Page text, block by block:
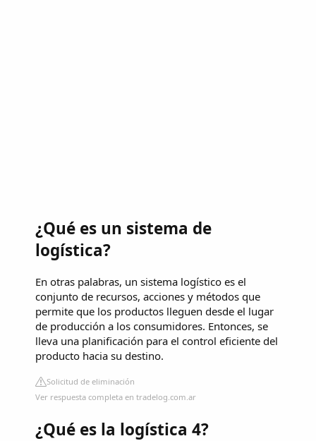
¿Qué es un sistema de
logística?
En otras palabras, un sistema logístico es el
conjunto de recursos, acciones y métodos que
permite que los productos lleguen desde el lugar
de producción a los consumidores. Entonces, se
lleva una planificación para el control eficiente del
producto hacia su destino.
Solicitud de eliminación
Ver respuesta completa en tradelog.com.ar
¿Qué es la logística 4?